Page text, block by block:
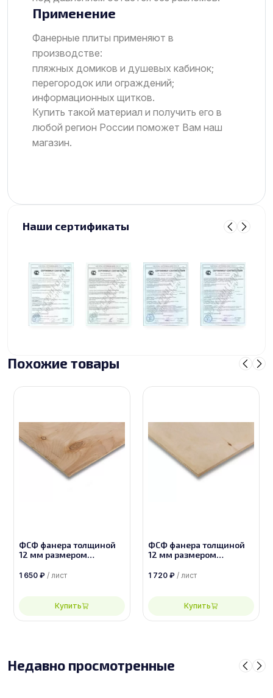
Применение
Фанерные плиты применяют в
производстве:
пляжных домиков и душевых кабинок;
перегородок или ограждений;
информационных щитков.
Купить такой материал и получить его в
любой регион России поможет Вам наш
магазин.
Наши сертификаты
Похожие товары
ФСФ фанера толщиной
12 мм размером
1 650 ₽ / лист
Купить
ФСФ фанера толщиной
12 мм размером
1 720 ₽ / лист
Купить
Недавно просмотренные